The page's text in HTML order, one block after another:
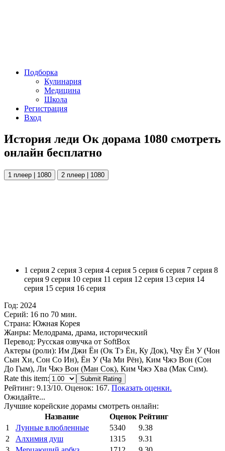
Подборка
Кулинария
Медицина
Школа
Регистрация
Вход
История леди Ок дорама 1080 смотреть
онлайн бесплатно
1 плеер | 1080 2 плеер | 1080
1 серия 2 серия 3 серия 4 серия 5 серия 6 серия 7 серия 8
серия 9 серия 10 серия 11 серия 12 серия 13 серия 14
серия 15 серия 16 серия
Год: 2024
Серий: 16 по 70 мин.
Страна: Южная Корея
Жанры: Мелодрама, драма, исторический
Перевод: Русская озвучка от SoftBox
Актеры (роли): Им Джи Ён (Ок Тэ Ён, Ку Док), Чху Ён У (Чон
Сын Хи, Сон Со Ин), Ён У (Ча Ми Рён), Ким Чжэ Вон (Сон
До Гым), Ли Чжэ Вон (Ман Сок), Ким Чжэ Хва (Мак Сим).
Rate this item:
Submit Rating
Рейтинг: 9.13/10. Оценок: 167. Показать оценки.
Ожидайте...
Лучшие корейские дорамы смотреть онлайн:
Название
Оценок Рейтинг
1
Лунные влюбленные 5340
9.38
2
Алхимия душ 1315
9.31